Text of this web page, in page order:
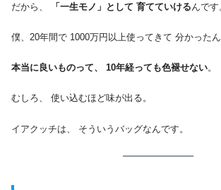
だから、 「一生モノ」として 育てていける んです
僕、20年間で 1000万円以上使ってきて 分かったん
本当に良いものって、 10年経っても色褪せない。
むしろ、 使い込むほど味が出る。
イアクッチは、 そういうバッグなんです。